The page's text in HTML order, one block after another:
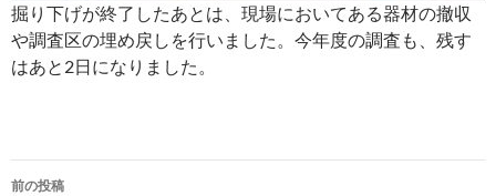
掘り下げが終了したあとは、現場においてある器材の撤収
や調査区の埋め戻しを行いました。今年度の調査も、残す
はあと2日になりました。
投
前の投稿